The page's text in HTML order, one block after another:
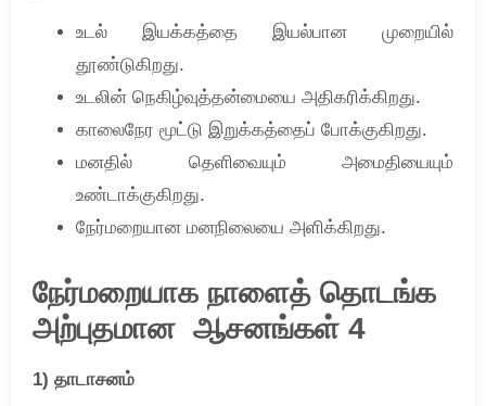
உடல் இயக்கத்தை இயல்பான முறையில்
தூண்டுகிறது.
உடலின் நெகிழ்வுத்தன்மையை அதிகரிக்கிறது.
காலைநேர மூட்டு இறுக்கத்தைப் போக்குகிறது.
மனதில் தெளிவையும் அமைதியையும்
உண்டாக்குகிறது.
நேர்மறையான மனநிலையை அளிக்கிறது.
நேர்மறையாக நாளைத் தொடங்க
அற்புதமான ஆசனங்கள் 4
1) தாடாசனம்